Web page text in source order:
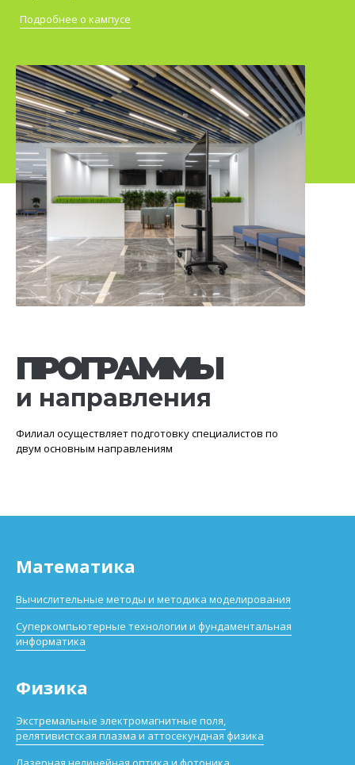
Подробнее о кампусе
ПРОГРАММЫ
и направления
Филиал осуществляет подготовку специалистов по
двум основным направлениям
Математика
Вычислительные методы и методика моделирования
Суперкомпьютерные технологии и фундаментальная
информатика
Физика
Экстремальные электромагнитные поля,
релятивистская плазма и аттосекундная физика